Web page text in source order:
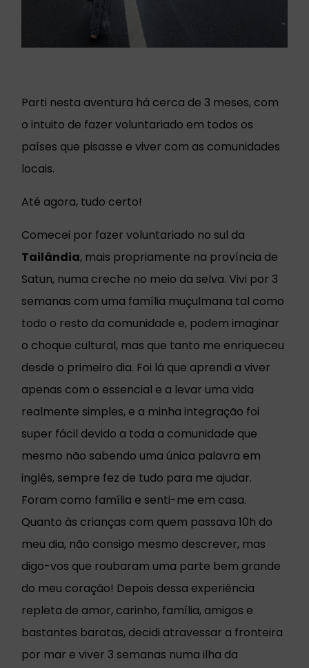
Parti nesta aventura há cerca de 3 meses, com
o intuito de fazer voluntariado em todos os
países que pisasse e viver com as comunidades
locais.
Até agora, tudo certo!
Comecei por fazer voluntariado no sul da
Tailândia, mais propriamente na província de
Satun, numa creche no meio da selva. Vivi por 3
semanas com uma família muçulmana tal como
todo o resto da comunidade e, podem imaginar
o choque cultural, mas que tanto me enriqueceu
desde o primeiro dia. Foi lá que aprendi a viver
apenas com o essencial e a levar uma vida
realmente simples, e a minha integração foi
super fácil devido a toda a comunidade que
mesmo não sabendo uma única palavra em
inglês, sempre fez de tudo para me ajudar.
Foram como família e senti-me em casa.
Quanto às crianças com quem passava 10h do
meu dia, não consigo mesmo descrever, mas
digo-vos que roubaram uma parte bem grande
do meu coração! Depois dessa experiência
repleta de amor, carinho, família, amigos e
bastantes baratas, decidi atravessar a fronteira
por mar e viver 3 semanas numa ilha da